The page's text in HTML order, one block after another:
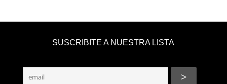
SUSCRIBITE A NUESTRA LISTA